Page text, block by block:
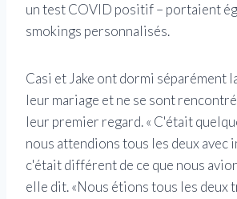
un test COVID positif – portaient
smokings personnalisés.
Casi et Jake ont dormi séparément
leur mariage et ne se sont
leur premier regard. « C'était
nous attendions tous les deux avec
c'était différent de ce que nous
elle dit. «Nous étions tous les deux